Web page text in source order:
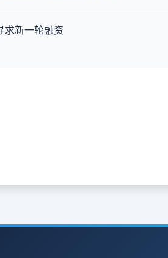
求新一轮融资